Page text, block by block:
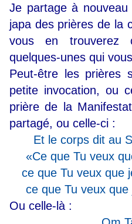
Je partage à
japa des prières de la
vous en trouverez
quelques-unes qui
Peut-être les prières
petite invocation, ou
prière de la
partagé, ou celle-ci :
Et le corps dit au
«Ce que Tu veux
ce que Tu veux que
ce que Tu veux
Ou celle-là :